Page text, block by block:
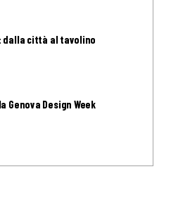
dalla città al tavolino
Genova Design Week